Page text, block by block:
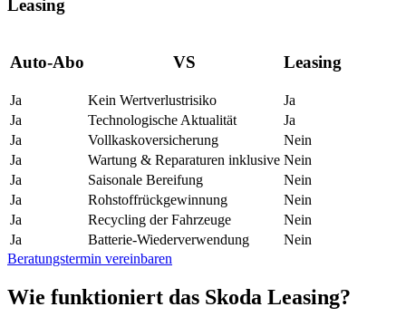
Leasing
Auto-Abo VS Leasing
Ja Kein Wertverlustrisiko
Ja
Ja
Technologische Aktualität
Ja
Ja
Vollkaskoversicherung
Nein
Ja
Wartung & Reparaturen inklusive Nein
Ja
Saisonale Bereifung
Nein
Ja
Rohstoffrückgewinnung
Nein
Ja
Recycling der Fahrzeuge
Nein
Ja
Batterie-Wiederverwendung
Nein
Beratungstermin vereinbaren
Wie funktioniert das Skoda Leasing?